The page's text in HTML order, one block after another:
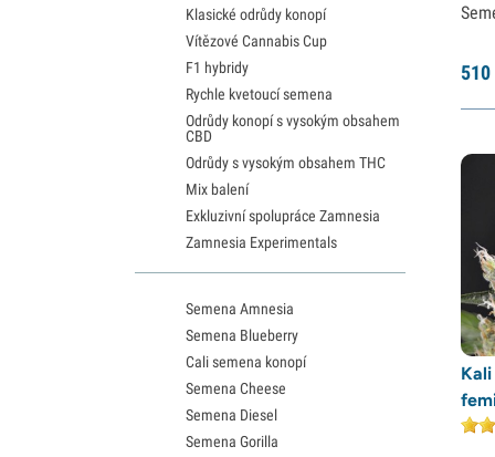
510
Klasické odrůdy konopí
Vítězové Cannabis Cup
F1 hybridy
Rychle kvetoucí semena
Odrůdy konopí s vysokým obsahem
CBD
Odrůdy s vysokým obsahem THC
Mix balení
Exkluzivní spolupráce Zamnesia
Zamnesia Experimentals
Semena Amnesia
Semena Blueberry
Cali semena konopí
Semena Cheese
Semena Diesel
Semena Gorilla